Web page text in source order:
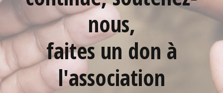
nous,
faites un don à
l'association